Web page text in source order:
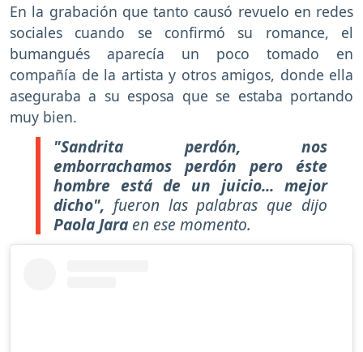
En la grabación que tanto causó revuelo en redes
sociales cuando se confirmó su romance, el
bumangués aparecía un poco tomado en
compañía de la artista y otros amigos, donde ella
aseguraba a su esposa que se estaba portando
muy bien.
"Sandrita perdón, nos
emborrachamos perdón pero éste
hombre está de un juicio... mejor
dicho", fueron las palabras que dijo
Paola Jara en ese momento.